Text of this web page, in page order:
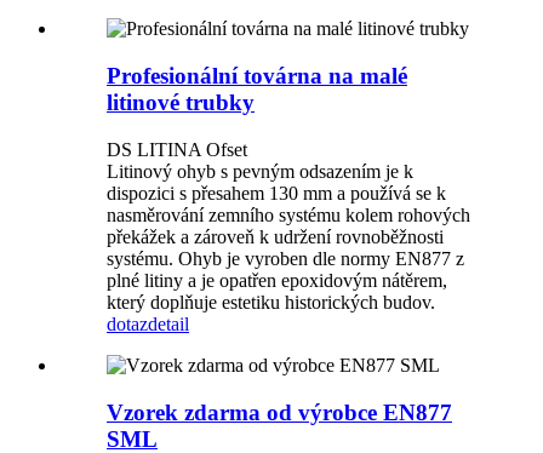
Profesionální továrna na malé
litinové trubky
DS LITINA Ofset
Litinový ohyb s pevným odsazením je k
dispozici s přesahem 130 mm a používá se k
nasměrování zemního systému kolem rohových
překážek a zároveň k udržení rovnoběžnosti
systému. Ohyb je vyroben dle normy EN877 z
plné litiny a je opatřen epoxidovým nátěrem,
který doplňuje estetiku historických budov.
dotazdetail
Vzorek zdarma od výrobce EN877
SML